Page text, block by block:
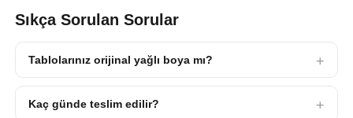
Sıkça Sorulan Sorular
Tablolarınız orijinal yağlı boya mı?
Kaç günde teslim edilir?